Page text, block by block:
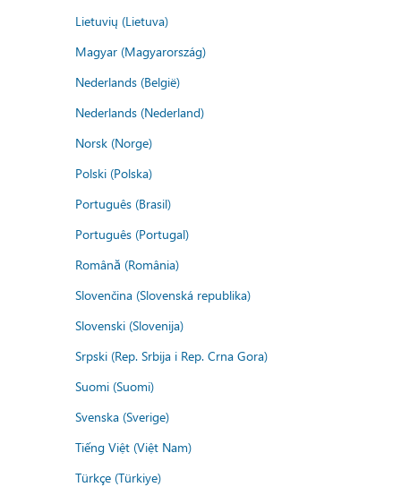
Lietuvių (Lietuva)
Magyar (Magyarország)
Nederlands (België)
Nederlands (Nederland)
Norsk (Norge)
Polski (Polska)
Português (Brasil)
Português (Portugal)
Română (România)
Slovenčina (Slovenská republika)
Slovenski (Slovenija)
Srpski (Rep. Srbija i Rep. Crna Gora)
Suomi (Suomi)
Svenska (Sverige)
Tiếng Việt (Việt Nam)
Türkçe (Türkiye)